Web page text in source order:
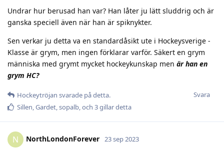
Undrar hur berusad han var? Han låter ju lätt sluddrig och är
ganska speciell även när han är spiknykter.
Sen verkar ju detta va en standardåsikt ute i Hockeysverige -
Klasse är grym, men ingen förklarar varför. Säkert en grym
människa med grymt mycket hockeykunskap men är han en
grym HC?
Svara
Hockeytröjan svarade på detta.
Sillen,Gardet,sopalb, och 3gillar detta
N NorthLondonForever 23 sep 2023